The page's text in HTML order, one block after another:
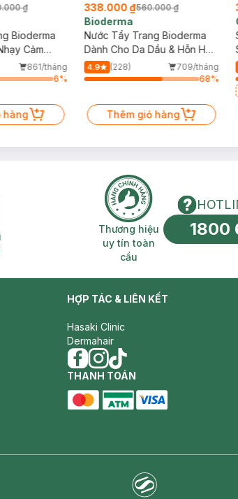
₫
Bioderma
Cảm
861/tháng
6%
hàng
338.000 ₫560.000 ₫
Bioderma
Nước Tẩy Trang Bioderma
Dành Cho Da Dầu & Hỗn Hợp
500ml
4.9 (228)
709/tháng
68%
Thêm giỏ hàng
đổi trả miễn phí Thương hiệu uy tín
Thương hiệu
uy tín toàn
cầu
1800
HỢP TÁC & LIÊN KẾT
Hasaki Clinic
Dermahair
facebook
instagram
tiktok
THANH TOÁN